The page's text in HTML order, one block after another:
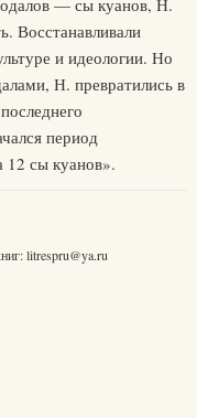
— сы куанов, Н.
Восстанавливали
и идеологии. Но
Н. превратились в
период
12 сы куанов».
litrespru@ya.ru